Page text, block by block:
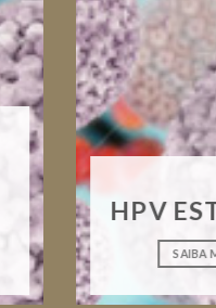
HPV
SAIBA